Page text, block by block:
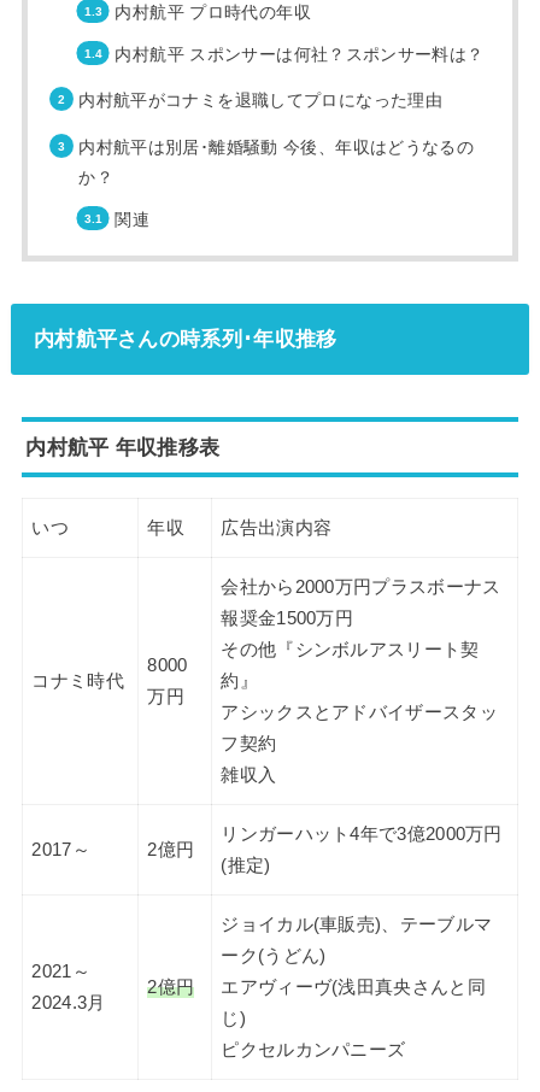
内村航平 プロ時代の年収
内村航平 スポンサーは何社？スポンサー料は？
内村航平がコナミを退職してプロになった理由
内村航平は別居･離婚騒動 今後、年収はどうなるの
か？
関連
内村航平さんの時系列･年収推移
内村航平 年収推移表
いつ 年収 広告出演内容
コナミ時代
8000
万円
会社から2000万円プラスボーナス
報奨金1500万円
その他『シンボルアスリート契
約』
アシックスとアドバイザースタッ
フ契約
雑収入
2017～ 2億円
リンガーハット4年で3億2000万円
(推定)
2021～
2024.3月
2億円
ジョイカル(車販売)、テーブルマ
ーク(うどん)
エアヴィーヴ(浅田真央さんと同
じ)
ピクセルカンパニーズ